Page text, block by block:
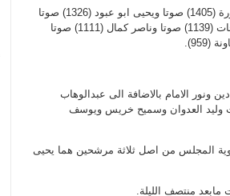
مغلقة
وفاز بعضوية المجلس كل من صخر النسور (1677) صوتا ورامي الشواورة (1405) صوتا ويحيى ابو عبود (1326) صوتا
ووليد العدوان (1285) صوتا واشرف الزعبي (1157) صوتا وبسام الفريحات (1139) صوتا وناصر كمال (1111) صوتا
الامام بالاضافة الى عبدالوهاب
وليد العدوان وسميح خريس ويوسف
المجلس من اصل ثلاثة مرشحين هما يحيى
منتصف الليلة.